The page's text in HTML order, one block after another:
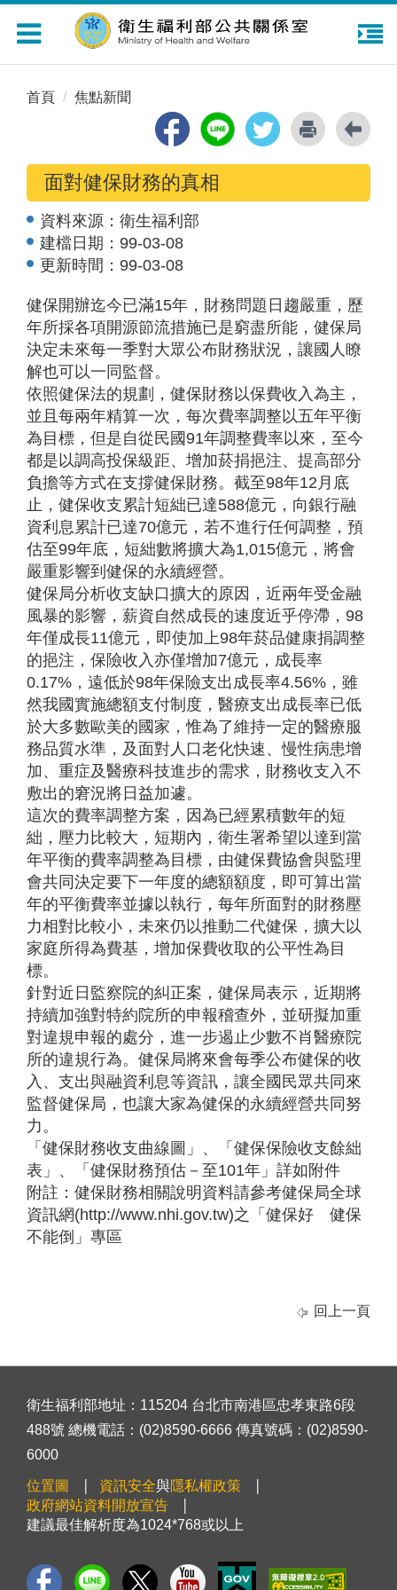
Toggle
navigation
首頁 焦點新聞
面對健保財務的真相
資料來源： 衛生福利部
建檔日期： 99-03-08
更新時間： 99-03-08
健保開辦迄今已滿15年，財務問題日趨嚴重，歷
年所採各項開源節流措施已是窮盡所能，健保局
決定未來每一季對大眾公布財務狀況，讓國人瞭
解也可以一同監督。
依照健保法的規劃，健保財務以保費收入為主，
並且每兩年精算一次，每次費率調整以五年平衡
為目標，但是自從民國91年調整費率以來，至今
都是以調高投保級距、增加菸捐挹注、提高部分
負擔等方式在支撐健保財務。截至98年12月底
止，健保收支累計短絀已達588億元，向銀行融
資利息累計已達70億元，若不進行任何調整，預
估至99年底，短絀數將擴大為1,015億元，將會
嚴重影響到健保的永續經營。
健保局分析收支缺口擴大的原因，近兩年受金融
風暴的影響，薪資自然成長的速度近乎停滯，98
年僅成長11億元，即使加上98年菸品健康捐調整
的挹注，保險收入亦僅增加7億元，成長率
0.17%，遠低於98年保險支出成長率4.56%，雖
然我國實施總額支付制度，醫療支出成長率已低
於大多數歐美的國家，惟為了維持一定的醫療服
務品質水準，及面對人口老化快速、慢性病患增
加、重症及醫療科技進步的需求，財務收支入不
敷出的窘況將日益加遽。
這次的費率調整方案，因為已經累積數年的短
絀，壓力比較大，短期內，衛生署希望以達到當
年平衡的費率調整為目標，由健保費協會與監理
會共同決定要下一年度的總額額度，即可算出當
年的平衡費率並據以執行，每年所面對的財務壓
力相對比較小，未來仍以推動二代健保，擴大以
家庭所得為費基，增加保費收取的公平性為目
標。
針對近日監察院的糾正案，健保局表示，近期將
持續加強對特約院所的申報稽查外，並研擬加重
對違規申報的處分，進一步遏止少數不肖醫療院
所的違規行為。健保局將來會每季公布健保的收
入、支出與融資利息等資訊，讓全國民眾共同來
監督健保局，也讓大家為健保的永續經營共同努
力。
「健保財務收支曲線圖」、「健保保險收支餘絀
表」、「健保財務預估－至101年」詳如附件
附註：健保財務相關說明資料請參考健保局全球
資訊網(http://www.nhi.gov.tw)之「健保好 健保
不能倒」專區
回上一頁
衛生福利部地址：115204 台北市南港區忠孝東路6段
488號 總機電話：(02)8590-6666 傳真號碼：(02)8590-
6000
位置圖 資訊安全與隱私權政策
政府網站資料開放宣告
建議最佳解析度為1024*768或以上